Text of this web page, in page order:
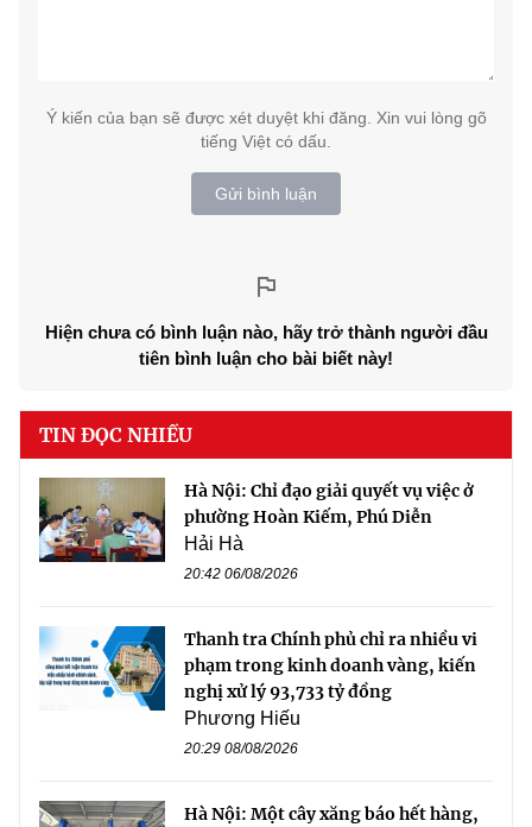
Ý kiến của bạn sẽ được xét duyệt khi đăng. Xin vui lòng gõ
tiếng Việt có dấu.
Gửi bình luận
Hiện chưa có bình luận nào, hãy trở thành người đầu
tiên bình luận cho bài biết này!
TIN ĐỌC NHIỀU
Hà Nội: Chỉ đạo giải quyết vụ việc ở
phường Hoàn Kiếm, Phú Diễn
Hải Hà
20:42 06/08/2026
Thanh tra Chính phủ chỉ ra nhiều vi
phạm trong kinh doanh vàng, kiến
nghị xử lý 93,733 tỷ đồng
Phương Hiếu
20:29 08/08/2026
Hà Nội: Một cây xăng báo hết hàng,